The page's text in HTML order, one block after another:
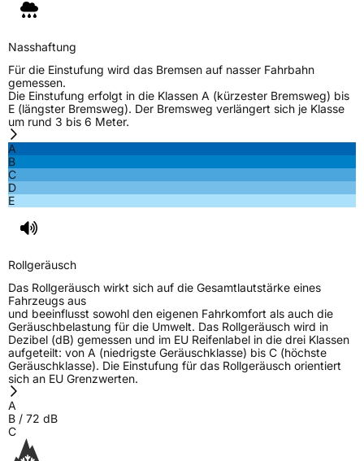
Rollgeräusch (Klasse) B
Rollgeräusch (dB)72
Fahrzeugklasse
3PMSF / Schneeflockensymbol / Alpine-SymbolJa
EPREL ID2246522
SGX CENTRE 2 SINGAPORE 068807,
Verantwortliche
in der EU
Veneesh Pillai, 4 SHENTON WAY #08-02 SGX
CENTRE 2 SINGAPORE 068807,
veneeshpillai@omni-united.com,
+6584688270
Nasshaftung
Für die Einstufung wird das Bremsen auf nasser Fahrbahn
gemessen.
Die Einstufung erfolgt in die Klassen A (kürzester Bremsweg) bis
E (längster Bremsweg). Der Bremsweg verlängert sich je Klasse
um rund 3 bis 6 Meter.
A
B
C
D
E
Rollgeräusch
Das Rollgeräusch wirkt sich auf die Gesamtlautstärke eines
Fahrzeugs aus
und beeinflusst sowohl den eigenen Fahrkomfort als auch die
Geräuschbelastung für die Umwelt. Das Rollgeräusch wird in
Dezibel (dB) gemessen und im EU Reifenlabel in die drei Klassen
aufgeteilt: von A (niedrigste Geräuschklasse) bis C (höchste
Geräuschklasse). Die Einstufung für das Rollgeräusch orientiert
sich an EU Grenzwerten.
A
B / 72 dB
C